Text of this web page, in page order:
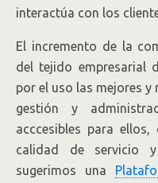
interactúa con los
El incremento de la
del tejido empresarial
por el uso las mejores
gestión y
acccesibles para
calidad de servicio
sugerimos una